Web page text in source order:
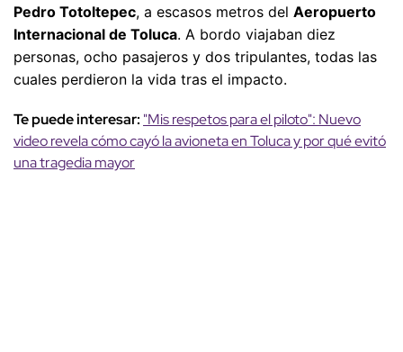
Pedro Totoltepec, a escasos metros del Aeropuerto
Internacional de Toluca. A bordo viajaban diez
personas, ocho pasajeros y dos tripulantes, todas las
cuales perdieron la vida tras el impacto.
Te puede interesar: "Mis respetos para el piloto": Nuevo
video revela cómo cayó la avioneta en Toluca y por qué evitó
una tragedia mayor